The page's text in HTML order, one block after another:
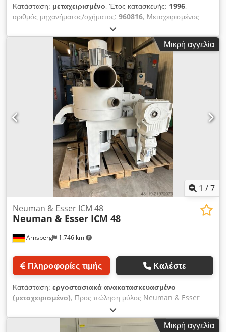
Κατάσταση: μεταχειρισμένο, Έτος κατασκευής: 1996,
αριθμός μηχανήματος/οχήματος: 960816, Μεταχειρισμένος
οριζόντιος μύλος μαργαριταριών WAB Dyno-Mill μοντέλο KD 6
(6). Ο θάλαμος άλεσης από ανοξείδωτο χάλυβα είναι
εξοπλισμένος με διπλασιασμό και έχει όγκο περίπου 6 λίτρα, η
μέγιστη πίεση στο θάλαμο είναι 2 bar σε μέγιστη θερμοκρασία
80°C. Ο θάλαμος διπλασιασμού έχει μέγιστη πίεση 8 bar,
ελάχιστη θερμοκρασία νερού ψύξης -20 °C. Ο άξονας είναι
εφοδιασμένος με (6) δίσκους λείανσης από πολυουρεθάνη και
κινείται μέσω ιμάντων από έναν ηλεκτροκινητήρα EExe eII T3
10 kW, 1465 rpm, 50 Hz. με περιφερειακή ταχύτητα των
δίσκων 10 m/s. Ο άξονας στεγανοποιείται με μηχανικό
παρέμβυσμα. Διαχωρισμός των μελιβών (σφαιριδίων) μέσω
μιας σχισμής. Περιλαμβάνει ενσωματωμένο πίνακα ελέγχου και
κουτί διανομής ισχύος. Cedpfx Agsun S S Esgerf
Μικρή αγγελία
1 /7
Arnsberg 1.746 km
Neuman & Esser ICM 48
Neuman & Esser ICM 48
Πληροφορίες τιμής Καλέστε
Κατάσταση: εργοστασιακά ανακατασκευασμένο
(μεταχειρισμένο), Προς πώληση μύλος Neuman & Esser
ICM 48. Ο μύλος έχει ανακατασκευαστεί πλήρως. Διατίθεται και
με εξαρτήματα κατά απαίτηση. Codpfxjy Tvdlj Aggorf
Μικρή αγγελία